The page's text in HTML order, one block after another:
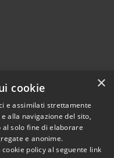
Le foto nelle pagine sono
×
cookie
e assimilati strettamente
alla navigazione del sito,
al solo fine di elaborare
e anonime.
policy al seguente link